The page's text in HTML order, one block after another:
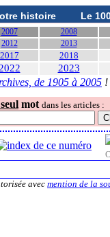
histoire Le
2007
2008
2012 2013
2017 2018
2022 2023
de 1905 à 2005 !
mot dans les articles :
avec mention de la